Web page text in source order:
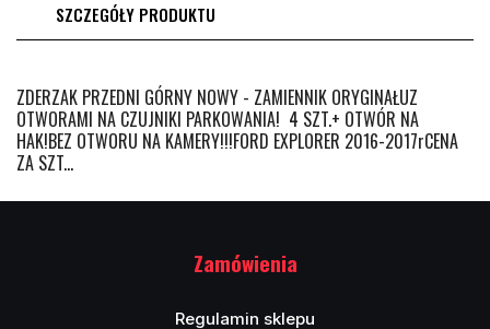
SZCZEGÓŁY PRODUKTU
ZDERZAK PRZEDNI GÓRNY NOWY - ZAMIENNIK ORYGINAŁUZ
OTWORAMI NA CZUJNIKI PARKOWANIA! 4 SZT.+ OTWÓR NA
HAK!BEZ OTWORU NA KAMERY!!!FORD EXPLORER 2016-2017rCENA
ZA SZT...
Zamówienia
Regulamin sklepu